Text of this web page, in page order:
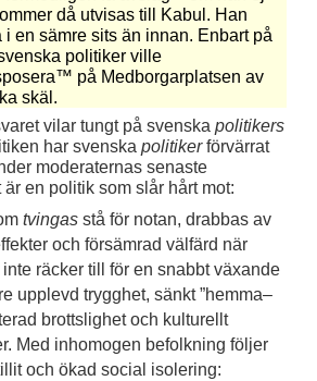
då utvisas till Kabul. Han
i en sämre sits än innan. Enbart på
politiker ville
på Medborgarplatsen av
skäl.
vilar tungt på svenska politikers
har svenska politikerförvärrat
moderaternas senaste
en politik som slår hårt mot:
tvingasstå för notan, drabbas av
och försämrad välfärd när
räcker till för en snabbt växande
upplevd trygghet, sänkt ”hemma–
brottslighet och kulturellt
Med inhomogen befolkning följer
och ökad social isolering: